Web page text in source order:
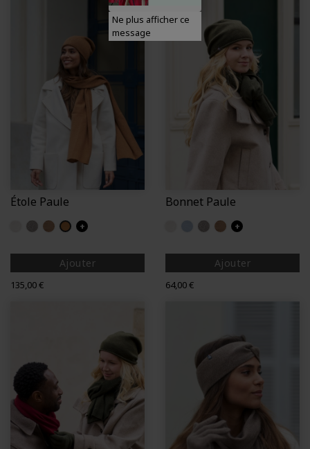
Étole Paule
SableGrisCheneChameau
+
Ajouter
Prix
135,00 €
Bonnet Paule
OrageGrisChene
+
Ajouter
Prix
64,00 €
Ne plus afficher ce
message